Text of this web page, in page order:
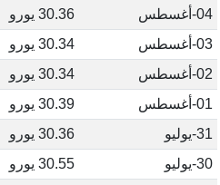
04-أغسطس
30.36 يورو
03-أغسطس
30.34 يورو
02-أغسطس
30.34 يورو
01-أغسطس
30.39 يورو
31-يوليو
30.36 يورو
30-يوليو
30.55 يورو